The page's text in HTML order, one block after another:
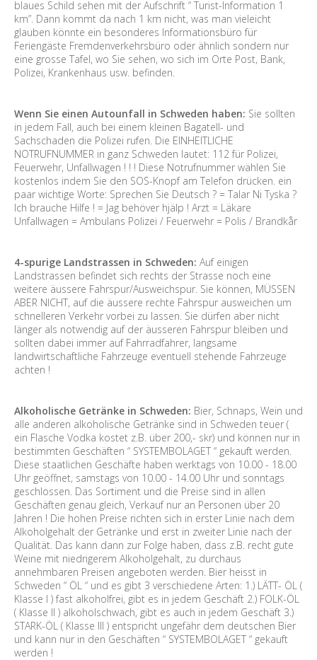
blaues Schild sehen mit der Aufschrift “ Turist-Information 1
km”. Dann kommt da nach 1 km nicht, was man vieleicht
glauben könnte ein besonderes Informationsbüro für
Feriengäste Fremdenverkehrsbüro oder ähnlich sondern nur
eine grosse Tafel, wo Sie sehen, wo sich im Orte Post, Bank,
Polizei, Krankenhaus usw. befinden.
Wenn Sie einen Autounfall in Schweden haben: Sie sollten
in jedem Fall, auch bei einem kleinen Bagatell- und
Sachschaden die Polizei rufen. Die EINHEITLICHE
NOTRUFNUMMER in ganz Schweden lautet: 112 für Polizei,
Feuerwehr, Unfallwagen ! ! ! Diese Notrufnummer wählen Sie
kostenlos indem Sie den SOS-Knopf am Telefon drücken. ein
paar wichtige Worte: Sprechen Sie Deutsch ? = Talar Ni Tyska ?
Ich brauche Hilfe ! = Jag behöver hjälp ! Arzt = Läkare
Unfallwagen = Ambulans Polizei / Feuerwehr = Polis / Brandkår
4-spurige Landstrassen in Schweden: Auf einigen
Landstrassen befindet sich rechts der Strasse noch eine
weitere äussere Fahrspur/Ausweichspur. Sie können, MÜSSEN
ABER NICHT, auf die äussere rechte Fahrspur ausweichen um
schnelleren Verkehr vorbei zu lassen. Sie dürfen aber nicht
länger als notwendig auf der äusseren Fahrspur bleiben und
sollten dabei immer auf Fahrradfahrer, langsame
landwirtschaftliche Fahrzeuge eventuell stehende Fahrzeuge
achten !
Alkoholische Getränke in Schweden: Bier, Schnaps, Wein und
alle anderen alkoholische Getränke sind in Schweden teuer (
ein Flasche Vodka kostet z.B. über 200,- skr) und können nur in
bestimmten Geschäften “ SYSTEMBOLAGET “ gekauft werden.
Diese staatlichen Geschäfte haben werktags von 10.00 - 18.00
Uhr geöffnet, samstags von 10.00 - 14.00 Uhr und sonntags
geschlossen. Das Sortiment und die Preise sind in allen
Geschäften genau gleich, Verkauf nur an Personen über 20
Jahren ! Die hohen Preise richten sich in erster Linie nach dem
Alkoholgehalt der Getränke und erst in zweiter Linie nach der
Qualität. Das kann dann zur Folge haben, dass z.B. recht gute
Weine mit niedrigerem Alkoholgehalt, zu durchaus
annehmbaren Preisen angeboten werden. Bier heisst in
Schweden “ ÖL “ und es gibt 3 verschiedene Arten: 1.) LÄTT- ÖL (
Klasse I ) fast alkoholfrei, gibt es in jedem Geschäft 2.) FOLK-ÖL
( Klasse II ) alkoholschwach, gibt es auch in jedem Geschäft 3.)
STARK-ÖL ( Klasse III ) entspricht ungefähr dem deutschen Bier
und kann nur in den Geschäften “ SYSTEMBOLAGET “ gekauft
werden !